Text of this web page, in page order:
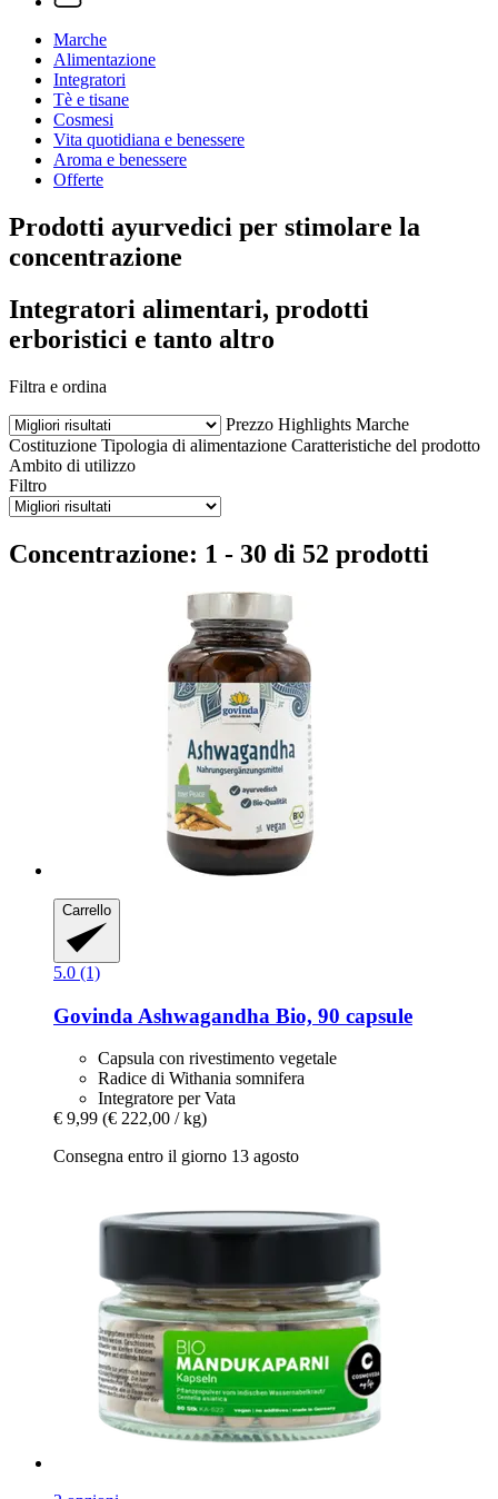
Marche
Alimentazione
Integratori
Tè e tisane
Cosmesi
Vita quotidiana e benessere
Aroma e benessere
Offerte
Prodotti ayurvedici per stimolare la
concentrazione
Integratori alimentari, prodotti
erboristici e tanto altro
Filtra e ordina
Prezzo Highlights Marche
Costituzione Tipologia di alimentazione Caratteristiche del prodotto
Ambito di utilizzo
Filtro
Concentrazione: 1 - 30 di 52 prodotti
Carrello
5.0 (1)
Govinda Ashwagandha Bio, 90 capsule
Capsula con rivestimento vegetale
Radice di Withania somnifera
Integratore per Vata
€ 9,99 (€ 222,00 / kg)
Consegna entro il giorno 13 agosto